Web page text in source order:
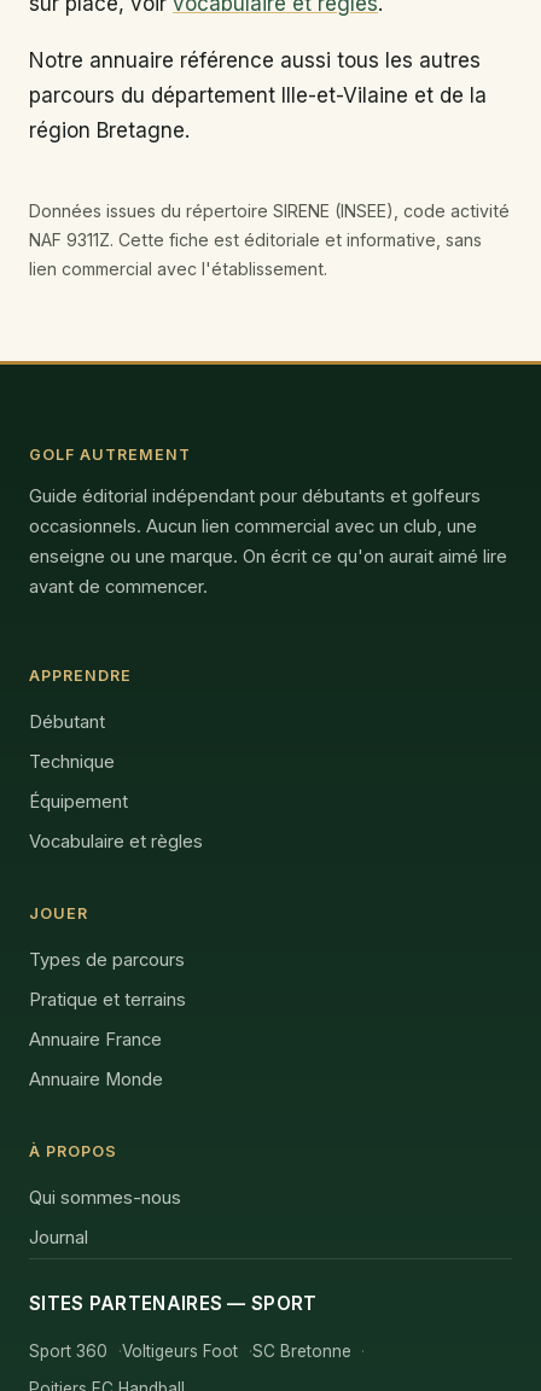
Notre annuaire référence aussi tous les autres
parcours du département Ille-et-Vilaine et de la
région Bretagne.
Données issues du répertoire SIRENE (INSEE), code activité
NAF 9311Z. Cette fiche est éditoriale et informative, sans
lien commercial avec l'établissement.
GOLF AUTREMENT
Guide éditorial indépendant pour débutants et golfeurs
occasionnels. Aucun lien commercial avec un club, une
enseigne ou une marque. On écrit ce qu'on aurait aimé lire
avant de commencer.
APPRENDRE
Débutant
Technique
Équipement
Vocabulaire et règles
JOUER
Types de parcours
Pratique et terrains
Annuaire France
Annuaire Monde
À PROPOS
Qui sommes-nous
Journal
SITES PARTENAIRES — SPORT
Sport 360 Voltigeurs Foot
SC Bretonne